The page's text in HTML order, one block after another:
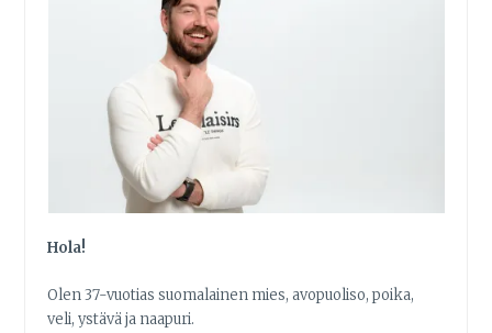
Hola!
Olen 37-vuotias suomalainen mies, avopuoliso, poika,
veli, ystävä ja naapuri.